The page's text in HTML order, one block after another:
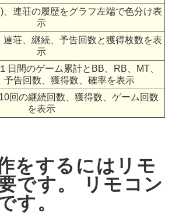
連荘の履歴をグラフ左端で色分け表
示
荘、継続、予告回数と獲得枚数を表
示
日間のゲーム累計とBB、RB、MT、
予告回数、獲得数、確率を表示
回の継続回数、獲得数、ゲーム回数
を表示
をするにはリモ
です。 リモコン
す。